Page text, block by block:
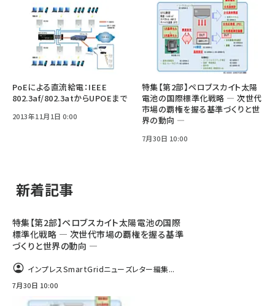
PoEによる直流給電：IEEE
802.3af/802.3atからUPOEまで
2013年11月1日 0:00
特集【第2部】ペロブスカイト太陽
電池の国際標準化戦略 ― 次世代
市場の覇権を握る基準づくりと世
界の動向 ―
7月30日 10:00
新着記事
特集【第2部】ペロブスカイト太陽電池の国際
標準化戦略 ― 次世代市場の覇権を握る基準
づくりと世界の動向 ―
インプレスSmartGridニューズレター編集...
7月30日 10:00